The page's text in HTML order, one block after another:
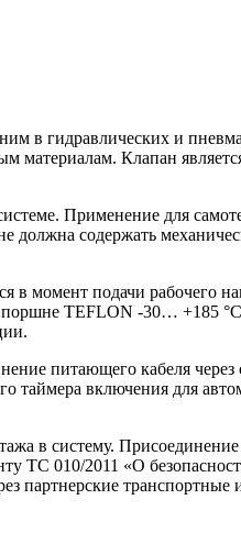
в гидравлических и
материалам. Клапан
Применение для
должна содержать
подачи рабочего
поршне TEFLON -30… +185
питающего кабеля через
таймера включения для
в систему.
ТС 010/2011 «О
партнерские транспортные